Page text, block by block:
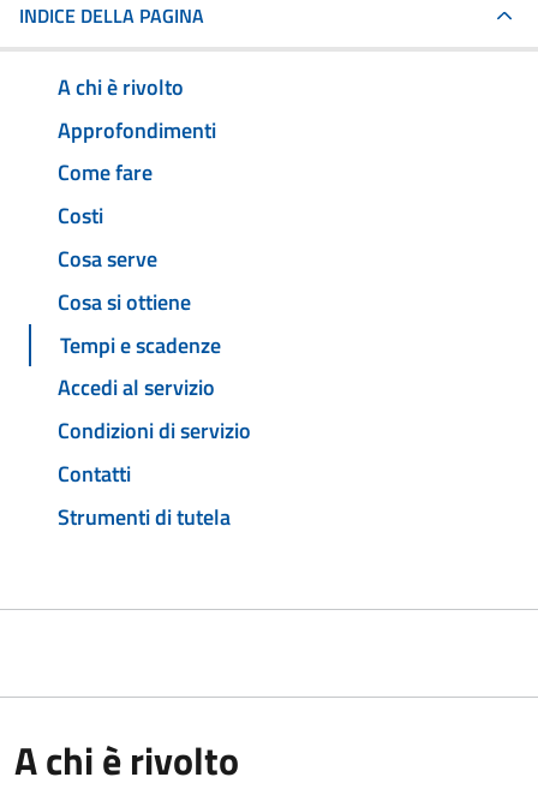
INDICE DELLA PAGINA
A chi è rivolto
Approfondimenti
Come fare
Costi
Cosa serve
Cosa si ottiene
Tempi e scadenze
Accedi al servizio
Condizioni di servizio
Contatti
Strumenti di tutela
A chi è rivolto